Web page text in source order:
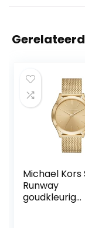
Michael Kors
Runway
goudkleurig